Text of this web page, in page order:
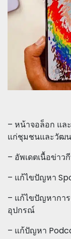
– หน้าจอล็อก แล
แก่ชุมชนและวัฒน
– อัพเดตเนื้อข่า
– แก้ไขปัญหา
– แก้ไขปัญหากา
อุปกรณ์
– แก้ปัญหา